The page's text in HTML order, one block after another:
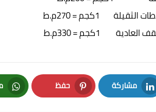
مشاركة
LinkedIn
حفظ
Pinterest